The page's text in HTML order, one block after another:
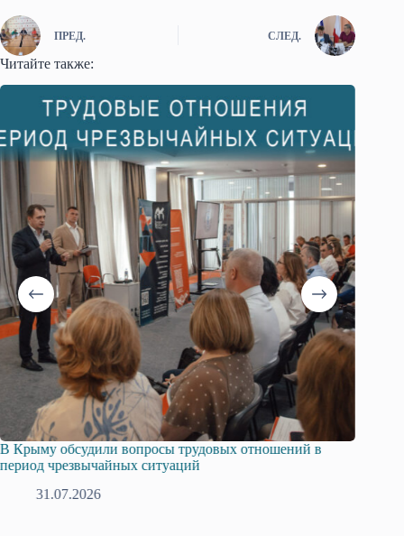
ПРЕД. СЛЕД.
Читайте также:
Крыму обсудили вопросы трудовых отношений в
чрезвычайных ситуаций
31.07.2026